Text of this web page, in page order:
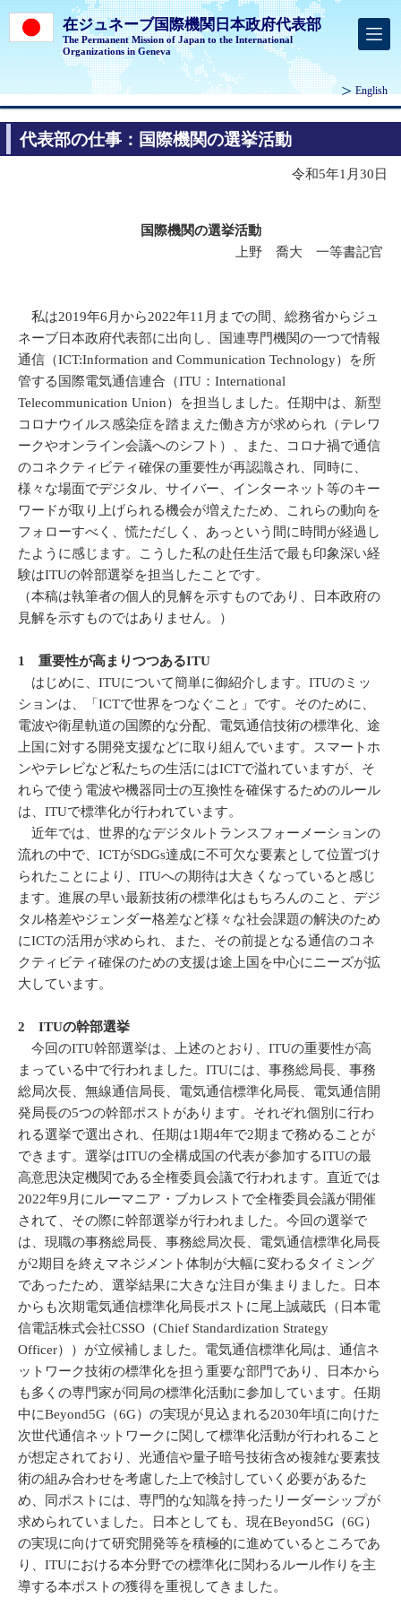
在ジュネーブ国際機関日本政府代表部
The Permanent Mission of Japan to the International
Organizations in Geneva
English
代表部の仕事：国際機関の選挙活動
令和5年1月30日
国際機関の選挙活動
上野 喬大 一等書記官
私は2019年6月から2022年11月までの間、総務省からジュ
ネーブ日本政府代表部に出向し、国連専門機関の一つで情報
通信（ICT:Information and Communication Technology）を所
管する国際電気通信連合（ITU：International
Telecommunication Union）を担当しました。任期中は、新型
コロナウイルス感染症を踏まえた働き方が求められ（テレワ
ークやオンライン会議へのシフト）、また、コロナ禍で通信
のコネクティビティ確保の重要性が再認識され、同時に、
様々な場面でデジタル、サイバー、インターネット等のキー
ワードが取り上げられる機会が増えたため、これらの動向を
フォローすべく、慌ただしく、あっという間に時間が経過し
たように感じます。こうした私の赴任生活で最も印象深い経
験はITUの幹部選挙を担当したことです。
（本稿は執筆者の個人的見解を示すものであり、日本政府の
見解を示すものではありません。）
1 重要性が高まりつつあるITU
はじめに、ITUについて簡単に御紹介します。ITUのミッ
ションは、「ICTで世界をつなぐこと」です。そのために、
電波や衛星軌道の国際的な分配、電気通信技術の標準化、途
上国に対する開発支援などに取り組んでいます。スマートホ
ンやテレビなど私たちの生活にはICTで溢れていますが、そ
れらで使う電波や機器同士の互換性を確保するためのルール
は、ITUで標準化が行われています。
近年では、世界的なデジタルトランスフォーメーションの
流れの中で、ICTがSDGs達成に不可欠な要素として位置づけ
られたことにより、ITUへの期待は大きくなっていると感じ
ます。進展の早い最新技術の標準化はもちろんのこと、デジ
タル格差やジェンダー格差など様々な社会課題の解決のため
にICTの活用が求められ、また、その前提となる通信のコネ
クティビティ確保のための支援は途上国を中心にニーズが拡
大しています。
2 ITUの幹部選挙
今回のITU幹部選挙は、上述のとおり、ITUの重要性が高
まっている中で行われました。ITUには、事務総局長、事務
総局次長、無線通信局長、電気通信標準化局長、電気通信開
発局長の5つの幹部ポストがあります。それぞれ個別に行わ
れる選挙で選出され、任期は1期4年で2期まで務めることが
できます。選挙はITUの全構成国の代表が参加するITUの最
高意思決定機関である全権委員会議で行われます。直近では
2022年9月にルーマニア・ブカレストで全権委員会議が開催
されて、その際に幹部選挙が行われました。今回の選挙で
は、現職の事務総局長、事務総局次長、電気通信標準化局長
が2期目を終えマネジメント体制が大幅に変わるタイミング
であったため、選挙結果に大きな注目が集まりました。日本
からも次期電気通信標準化局長ポストに尾上誠蔵氏（日本電
信電話株式会社CSSO（Chief Standardization Strategy
Officer））が立候補しました。電気通信標準化局は、通信ネ
ットワーク技術の標準化を担う重要な部門であり、日本から
も多くの専門家が同局の標準化活動に参加しています。任期
中にBeyond5G（6G）の実現が見込まれる2030年頃に向けた
次世代通信ネットワークに関して標準化活動が行われること
が想定されており、光通信や量子暗号技術含め複雑な要素技
術の組み合わせを考慮した上で検討していく必要があるた
め、同ポストには、専門的な知識を持ったリーダーシップが
求められていました。日本としても、現在Beyond5G（6G）
の実現に向けて研究開発等を積極的に進めているところであ
り、ITUにおける本分野での標準化に関わるルール作りを主
導する本ポストの獲得を重視してきました。